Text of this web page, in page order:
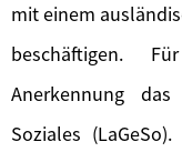
mit einem
beschäftigen.
Anerkennung
Soziales